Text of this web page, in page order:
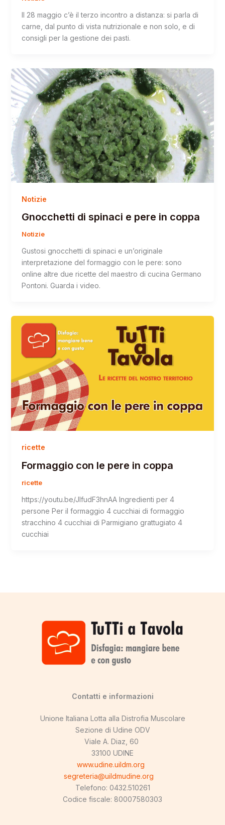
Il 28 maggio c’è il terzo incontro a distanza: si parla di
carne, dal punto di vista nutrizionale e non solo, e di
consigli per la gestione dei pasti.
Notizie
Gnocchetti di spinaci e pere in coppa
Notizie
Gustosi gnocchetti di spinaci e un’originale
interpretazione del formaggio con le pere: sono
online altre due ricette del maestro di cucina Germano
Pontoni. Guarda i video.
ricette
Formaggio con le pere in coppa
ricette
https://youtu.be/JIfudF3hnAA Ingredienti per 4
persone Per il formaggio 4 cucchiai di formaggio
stracchino 4 cucchiai di Parmigiano grattugiato 4
cucchiai
Contatti e informazioni
Unione Italiana Lotta alla Distrofia Muscolare
Sezione di Udine ODV
Viale A. Diaz, 60
33100 UDINE
www.udine.uildm.org
segreteria@uildmudine.org
Telefono: 0432.510261
Codice fiscale: 80007580303